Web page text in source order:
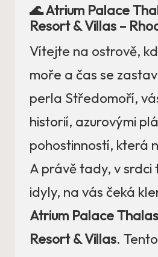
🌊 Atrium Palace
Resort & Villas –
Vítejte na ostrově,
moře a čas se
perla Středomoří,
historií, azurovými
pohostinností, která
A právě tady, v srdci
idyly, na vás čeká
Atrium Palace
Resort & Villas.